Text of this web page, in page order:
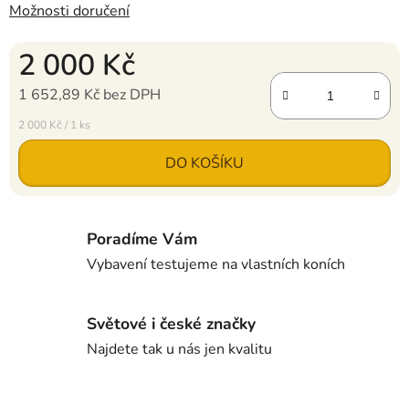
Možnosti doručení
2 000 Kč
1 652,89 Kč bez DPH
Měrná cena:
2 000 Kč / 1 ks
DO KOŠÍKU
Poradíme Vám
Vybavení testujeme na vlastních koních
Světové i české značky
Najdete tak u nás jen kvalitu